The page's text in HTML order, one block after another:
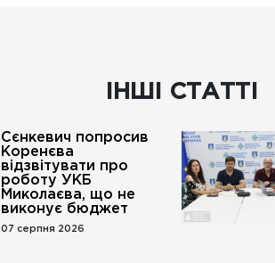
ІНШІ СТАТТІ
Сєнкевич попросив
Коренєва
відзвітувати про
роботу УКБ
Миколаєва, що не
виконує бюджет
07 серпня 2026